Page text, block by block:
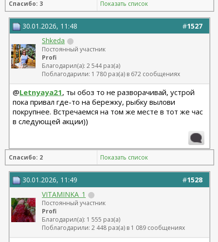
Спасибо: 3 Показать список
#1527
30.01.2026, 11:48
Shkeda
Постоянный участник
Profi
Благодарил(а): 2 544 раз(а)
Поблагодарили: 1 780 раз(а) в 672 сообщениях
@Letnyaya21, ты обоз то не разворачивай, устрой
пока привал где-то на бережку, рыбку вылови
покрупнее. Встречаемся на том же месте в тот же час
в следующей акции))
Спасибо: 2 Показать список
#1528
30.01.2026, 11:49
VITAMINKA_1
Постоянный участник
Profi
Благодарил(а): 1 555 раз(а)
Поблагодарили: 2 448 раз(а) в 1 089 сообщениях